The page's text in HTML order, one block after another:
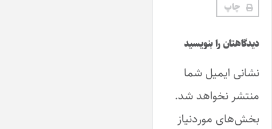
چاپ
دیدگاهتان را بنویسید
نشانی ایمیل شما
منتشر نخواهد شد.
بخش‌های موردنیاز